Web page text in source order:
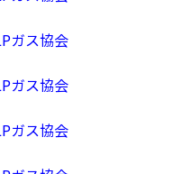
ガス協会
ガス協会
ガス協会